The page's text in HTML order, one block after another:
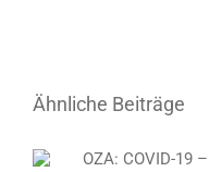
Ähnliche Beiträge